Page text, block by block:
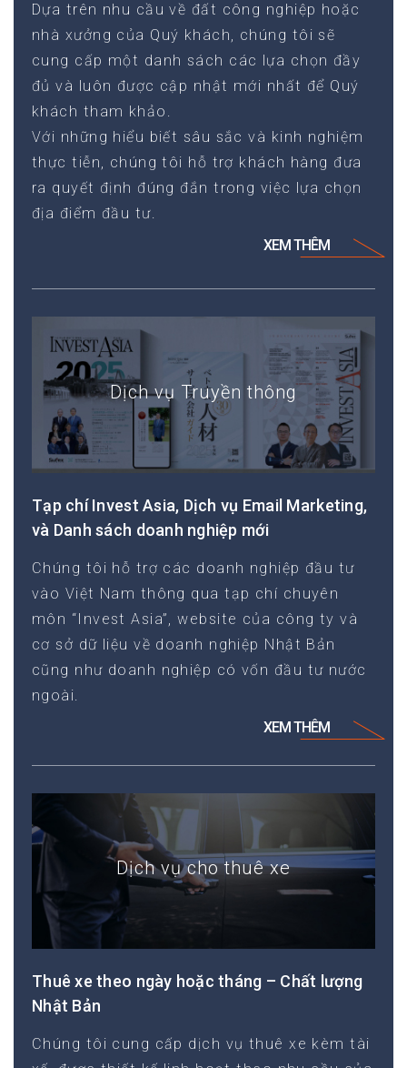
DỊCH VỤ THUÊ XE
Tiếp cận khoảng 5.700 người Nhật
Tiếp cận khoảng 7.800 độc giả ngoài Nhật
Tiếp cận trực tiếp
Dịch vụ email magazine cho doanh nghiệp
Dựa trên nhu cầu về đất công nghiệp hoặc
nhà xưởng của Quý khách, chúng tôi sẽ
cung cấp một danh sách các lựa chọn đầy
đủ và luôn được cập nhật mới nhất để Quý
khách tham khảo.
Với những hiểu biết sâu sắc và kinh nghiệm
thực tiễn, chúng tôi hỗ trợ khách hàng đưa
ra quyết định đúng đắn trong việc lựa chọn
địa điểm đầu tư.
XEM THÊM
Dịch vụ Truyền thông
Tạp chí Invest Asia, Dịch vụ Email Marketing,
và Danh sách doanh nghiệp mới
Chúng tôi hỗ trợ các doanh nghiệp đầu tư
vào Việt Nam thông qua tạp chí chuyên
môn “Invest Asia”, website của công ty và
cơ sở dữ liệu về doanh nghiệp Nhật Bản
cũng như doanh nghiệp có vốn đầu tư nước
ngoài.
XEM THÊM
Dịch vụ cho thuê xe
Thuê xe theo ngày hoặc tháng – Chất lượng
Nhật Bản
Chúng tôi cung cấp dịch vụ thuê xe kèm tài